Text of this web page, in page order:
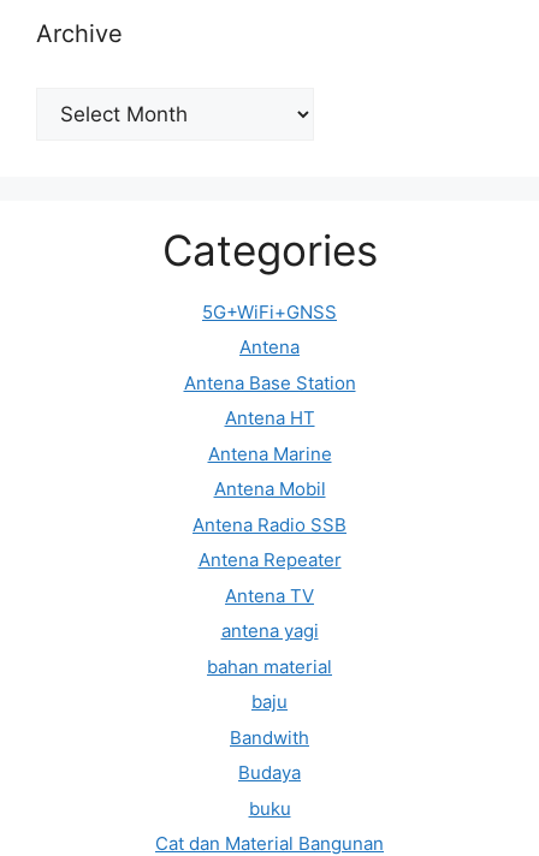
Archive
Archive
Categories
5G+WiFi+GNSS
Antena
Antena Base Station
Antena HT
Antena Marine
Antena Mobil
Antena Radio SSB
Antena Repeater
Antena TV
antena yagi
bahan material
baju
Bandwith
Budaya
buku
Cat dan Material Bangunan